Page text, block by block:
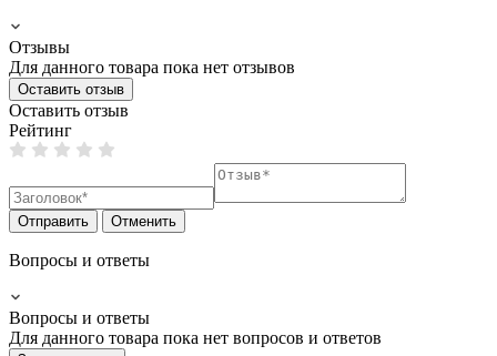
Отзывы
Для данного товара пока нет отзывов
Оставить отзыв
Оставить отзыв
Рейтинг
Отправить Отменить
Вопросы и ответы
Вопросы и ответы
Для данного товара пока нет вопросов и ответов